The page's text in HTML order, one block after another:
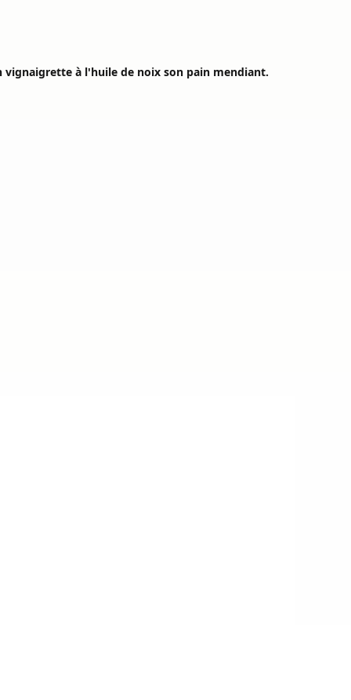
à l'huile de noix son pain mendiant.